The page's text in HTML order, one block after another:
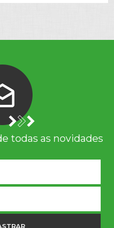
todas as novidades